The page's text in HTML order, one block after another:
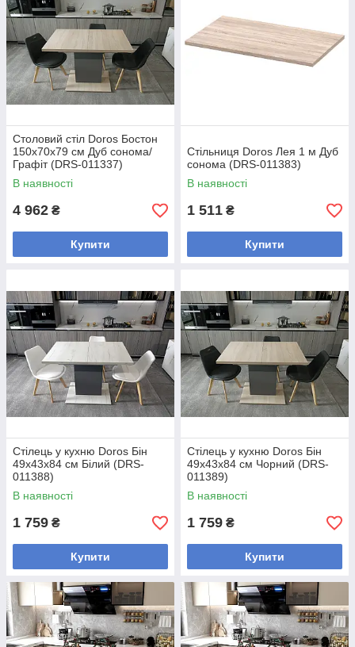
Столовий стіл Doros Бостон
150х70х79 см Дуб cонома/
Графіт (DRS-011337)
В наявності
4 962 ₴
Купити
Стільниця Doros Лея 1 м Дуб
сонома (DRS-011383)
В наявності
1 511 ₴
Купити
Стілець у кухню Doros Бін
49х43х84 см Білий (DRS-
011388)
В наявності
1 759 ₴
Купити
Стілець у кухню Doros Бін
49х43х84 см Чорний (DRS-
011389)
В наявності
1 759 ₴
Купити